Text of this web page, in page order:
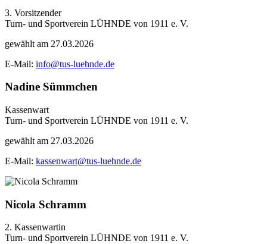
3. Vorsitzender
Turn- und Sportverein LÜHNDE von 1911 e. V.
gewählt am 27.03.2026
E-Mail: info@tus-luehnde.de
Nadine Sümmchen
Kassenwart
Turn- und Sportverein LÜHNDE von 1911 e. V.
gewählt am 27.03.2026
E-Mail: kassenwart@tus-luehnde.de
Nicola Schramm
2. Kassenwartin
Turn- und Sportverein LÜHNDE von 1911 e. V.